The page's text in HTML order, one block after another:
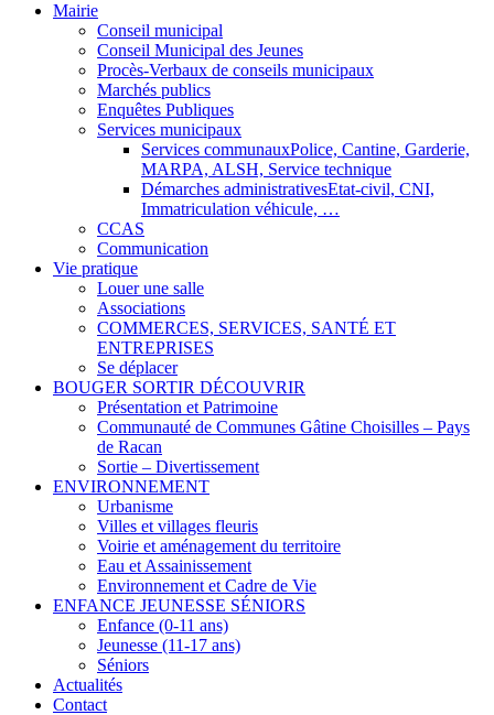
Mairie
Conseil municipal
Conseil Municipal des Jeunes
Procès-Verbaux de conseils municipaux
Marchés publics
Enquêtes Publiques
Services municipaux
Services communauxPolice, Cantine, Garderie,
MARPA, ALSH, Service technique
Démarches administrativesEtat-civil, CNI,
Immatriculation véhicule, …
CCAS
Communication
Vie pratique
Louer une salle
Associations
COMMERCES, SERVICES, SANTÉ ET
ENTREPRISES
Se déplacer
BOUGER SORTIR DÉCOUVRIR
Présentation et Patrimoine
Communauté de Communes Gâtine Choisilles – Pays
de Racan
Sortie – Divertissement
ENVIRONNEMENT
Urbanisme
Villes et villages fleuris
Voirie et aménagement du territoire
Eau et Assainissement
Environnement et Cadre de Vie
ENFANCE JEUNESSE SÉNIORS
Enfance (0-11 ans)
Jeunesse (11-17 ans)
Séniors
Actualités
Contact